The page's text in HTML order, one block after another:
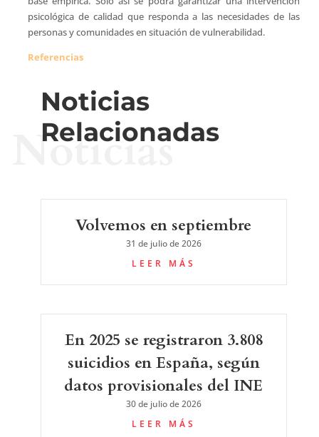
psicológica de calidad que responda a las necesidades de las
personas y comunidades en situación de vulnerabilidad.
Referencias
Noticias
Relacionadas
Noticias
Volvemos en septiembre
31 de julio de 2026
LEER MÁS
En 2025 se registraron 3.808
suicidios en España, según
datos provisionales del INE
30 de julio de 2026
LEER MÁS